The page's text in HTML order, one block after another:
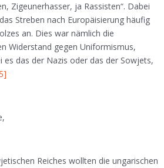
Zigeunerhasser, ja Rassisten“. Dabei
Streben nach Europäisierung häufig
an. Dies war nämlich die
Widerstand gegen Uniformismus,
es das der Nazis oder das der Sowjets,
Reiches wollten die ungarischen